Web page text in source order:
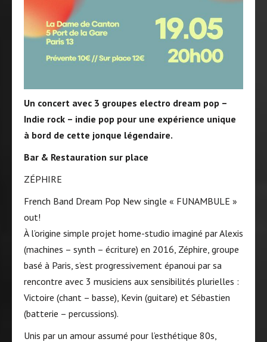
Un concert avec 3 groupes electro dream pop –
Indie rock – indie pop pour une expérience unique
à bord de cette jonque légendaire.
Bar & Restauration sur place
ZÉPHIRE
French Band Dream Pop New single « FUNAMBULE »
out!
À l’origine simple projet home-studio imaginé par Alexis
(machines – synth – écriture) en 2016, Zéphire, groupe
basé à Paris, s’est progressivement épanoui par sa
rencontre avec 3 musiciens aux sensibilités plurielles :
Victoire (chant – basse), Kevin (guitare) et Sébastien
(batterie – percussions).
Unis par un amour assumé pour l’esthétique 80s,